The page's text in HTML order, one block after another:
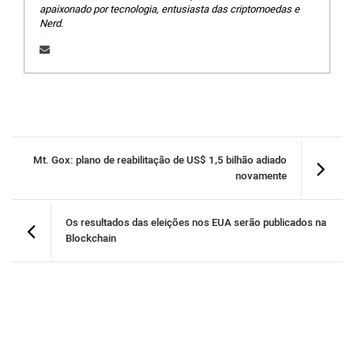
apaixonado por tecnologia, entusiasta das criptomoedas e
Nerd.
Mt. Gox: plano de reabilitação de US$ 1,5 bilhão adiado
novamente
Os resultados das eleições nos EUA serão publicados na
Blockchain